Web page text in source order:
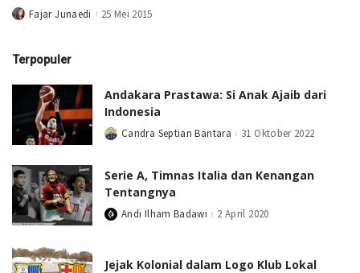
PostedFajar Junaedi 25 Mei 2015
Terpopuler
Andakara Prastawa: Si Anak Ajaib dari
Indonesia
PostedCandra Septian Bantara 31 Oktober 2022
Serie A, Timnas Italia dan Kenangan
Tentangnya
PostedAndi Ilham Badawi 2 April 2020
Jejak Kolonial dalam Logo Klub Lokal